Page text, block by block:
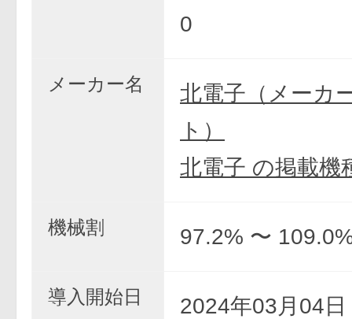
0
メーカー名
北電子（メーカ
ト）
北電子 の掲載機
機械割 97.2% 〜
導入開始日 2024年03月04日